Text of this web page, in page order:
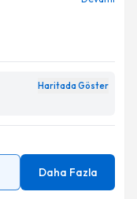
Haritada Göster
Daha Fazla